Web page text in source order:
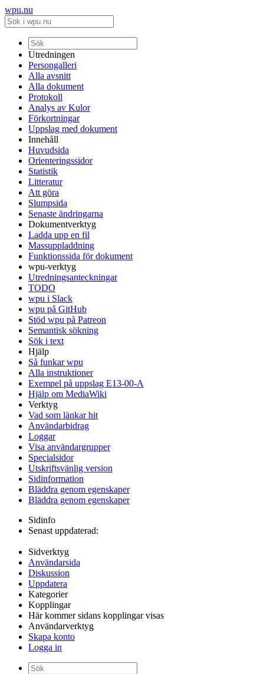
wpu.nu
Utredningen
Persongalleri
Alla avsnitt
Alla dokument
Protokoll
Analys av Kulor
Förkortningar
Uppslag med dokument
Innehåll
Huvudsida
Orienteringssidor
Statistik
Litteratur
Att göra
Slumpsida
Senaste ändringarna
Dokumentverktyg
Ladda upp en fil
Massuppladdning
Funktionssida för dokument
wpu-verktyg
Utredningsanteckningar
TODO
wpu i Slack
wpu på GitHub
Stöd wpu på Patreon
Semantisk sökning
Sök i text
Hjälp
Så funkar wpu
Alla instruktioner
Exempel på uppslag E13-00-A
Hjälp om MediaWiki
Verktyg
Vad som länkar hit
Användarbidrag
Loggar
Visa användargrupper
Specialsidor
Utskriftsvänlig version
Sidinformation
Bläddra genom egenskaper
Bläddra genom egenskaper
Sidinfo
Senast uppdaterad:
Sidverktyg
Användarsida
Diskussion
Uppdatera
Kategorier
Kopplingar
Här kommer sidans kopplingar visas
Användarverktyg
Skapa konto
Logga in